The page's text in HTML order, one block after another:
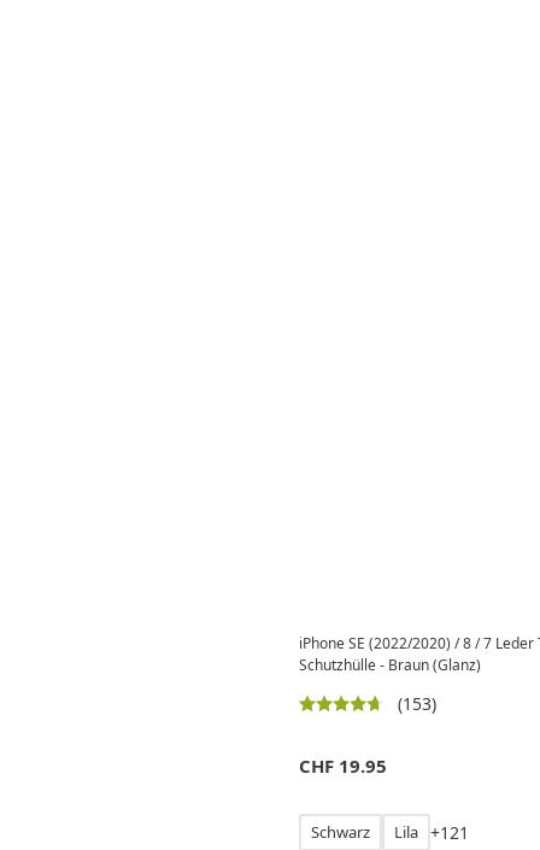
iPhone SE (2022/2020) / 8 / 7
Schutzhülle - Braun (Glanz)
(153)
CHF 19.95
Schwarz Lila +121